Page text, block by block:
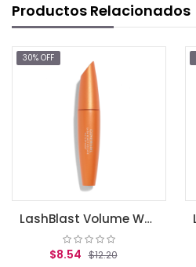
Productos Relacionados
LashBlast Volume Waterproof Mascara Very Black .44 fl oz (13.1 ml)
$12.20